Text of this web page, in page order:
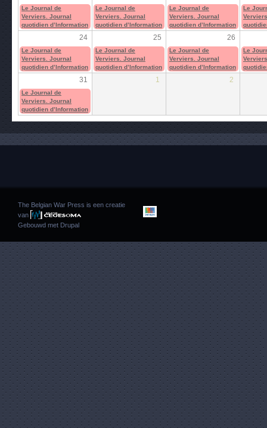
Le Journal de
Verviers. Journal
quotidien d’Information
Le Journal de
Verviers. Journal
quotidien d’Information
Le Journal de
Verviers. Journal
quotidien d’Information
Le
24 25 26
Le Journal de
Verviers. Journal
quotidien d’Information
Le Journal de
Verviers. Journal
quotidien d’Information
Le Journal de
Verviers. Journal
quotidien d’Information
Le
31 1 2
Le Journal de
Verviers. Journal
quotidien d’Information
The Belgian War Press is een creatie
van
Gebouwd met Drupal